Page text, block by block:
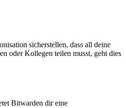
sicherstellen, dass all deine
oder Kollegen teilen musst, geht dies
Bitwarden dir eine